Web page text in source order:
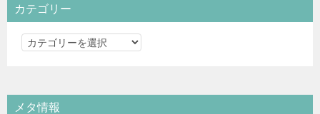
カテゴリー
カ
リ
メタ情報